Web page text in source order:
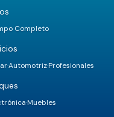
Completo
·Automotriz·Profesionales
·Muebles